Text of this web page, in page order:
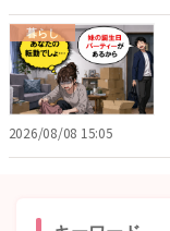
暮らし
2026/08/08 15:05